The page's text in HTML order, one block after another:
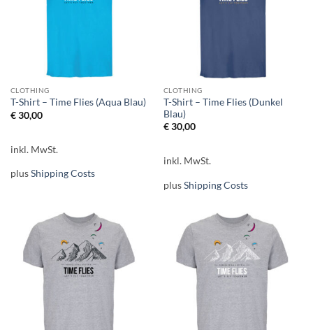
CLOTHING
T-Shirt – Time Flies (Aqua Blau)
€30,00
inkl. MwSt.
plusShipping Costs
CLOTHING
T-Shirt – Time Flies (Dunkel
Blau)
€30,00
inkl. MwSt.
plusShipping Costs